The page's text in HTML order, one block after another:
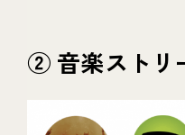
② 音楽ストリ